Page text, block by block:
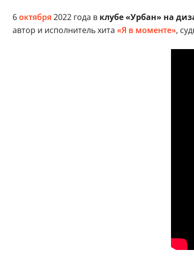
6октября 2022 года в клубе «Урбан» на
автор и исполнитель хита «Я в моменте»,